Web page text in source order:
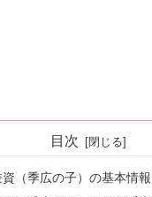
目次
資（季広の子）の基本情報